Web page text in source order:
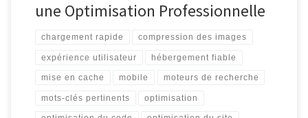
une Optimisation Professionnelle
chargement rapide compression des images
expérience utilisateur hébergement fiable
mise en cache mobile moteurs de recherche
mots-clés pertinents optimisation